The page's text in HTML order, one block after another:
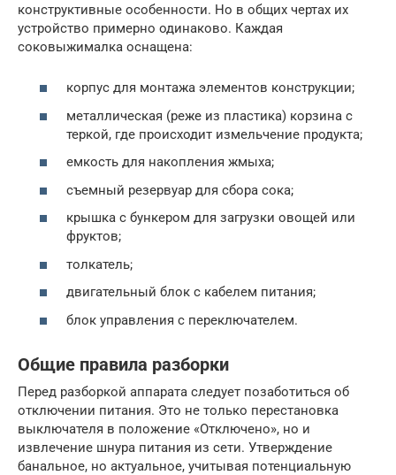
конструктивные особенности. Но в общих чертах их
устройство примерно одинаково. Каждая
соковыжималка оснащена:
корпус для монтажа элементов конструкции;
металлическая (реже из пластика) корзина с
теркой, где происходит измельчение продукта;
емкость для накопления жмыха;
съемный резервуар для сбора сока;
крышка с бункером для загрузки овощей или
фруктов;
толкатель;
двигательный блок с кабелем питания;
блок управления с переключателем.
Общие правила разборки
Перед разборкой аппарата следует позаботиться об
отключении питания. Это не только перестановка
выключателя в положение «Отключено», но и
извлечение шнура питания из сети. Утверждение
банальное, но актуальное, учитывая потенциальную